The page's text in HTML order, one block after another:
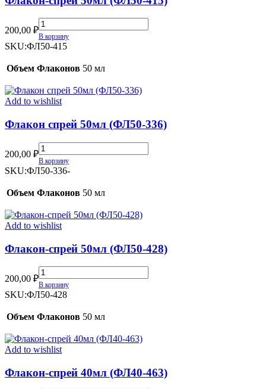
200,00 ₽
Флакон-
спрей
50мл
415)
В корзину
SKU:ФЛ50-415
Объем Флаконов 50 мл
Add to wishlist
Флакон спрей 50мл (ФЛ50-336)
200,00 ₽
Флакон
спрей
50мл
336)
В корзину
SKU:ФЛ50-336-
Объем Флаконов 50 мл
Add to wishlist
Флакон-спрей 50мл (ФЛ50-428)
200,00 ₽
Флакон-
спрей
50мл
428)
В корзину
SKU:ФЛ50-428
Объем Флаконов 50 мл
Add to wishlist
Флакон-спрей 40мл (ФЛ40-463)